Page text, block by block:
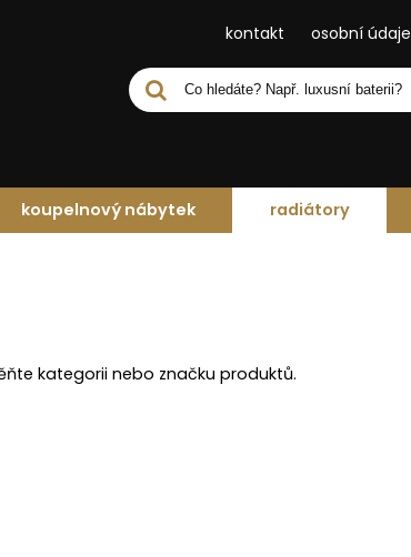
kontakt osobní údaje
koupelnový nábytek radiátory
kategorii nebo značku produktů.